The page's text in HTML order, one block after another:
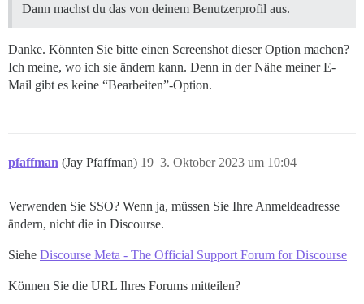
Dann machst du das von deinem Benutzerprofil aus.
Danke. Könnten Sie bitte einen Screenshot dieser Option machen?
Ich meine, wo ich sie ändern kann. Denn in der Nähe meiner E-
Mail gibt es keine “Bearbeiten”-Option.
pfaffman (Jay Pfaffman) 3. Oktober 2023 um 10:04
19
Verwenden Sie SSO? Wenn ja, müssen Sie Ihre Anmeldeadresse
ändern, nicht die in Discourse.
Siehe Discourse Meta - The Official Support Forum for Discourse
Können Sie die URL Ihres Forums mitteilen?